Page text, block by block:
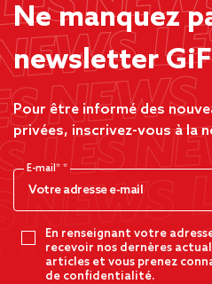
Ne manquez
newsletter
Pour être informé des
privées, inscrivez-vous à la
E-mail*
En renseignant votre
recevoir nos dernères
articles et vous prenez
de confidentialité.